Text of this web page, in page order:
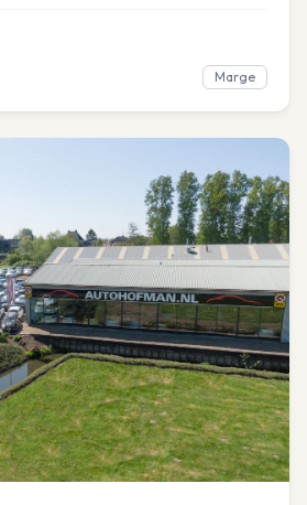
Marge